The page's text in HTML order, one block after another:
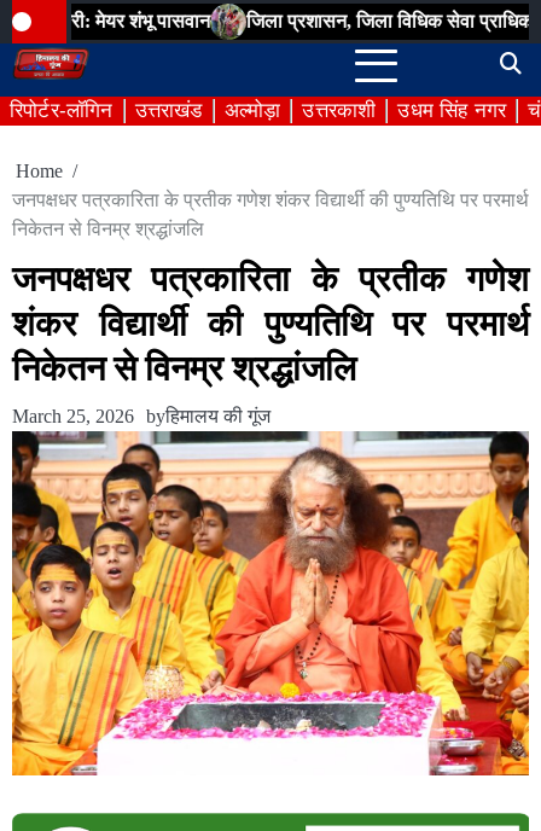
Skip
to
content
मेयर शंभू पासवान जिला प्रशासन, जिला विधिक सेवा प्राधिकरण, नगर
रिपोर्टर-लॉगिन उत्तराखंड अल्मोड़ा उत्तरकाशी उधम सिंह नगर
Home
जनपक्षधर पत्रकारिता के प्रतीक गणेश शंकर विद्यार्थी की पुण्यतिथि पर परमार्थ
निकेतन से विनम्र श्रद्धांजलि
जनपक्षधर पत्रकारिता के प्रतीक गणेश
शंकर विद्यार्थी की पुण्यतिथि पर परमार्थ
निकेतन से विनम्र श्रद्धांजलि
March 25, 2026 byहिमालय की गूंज